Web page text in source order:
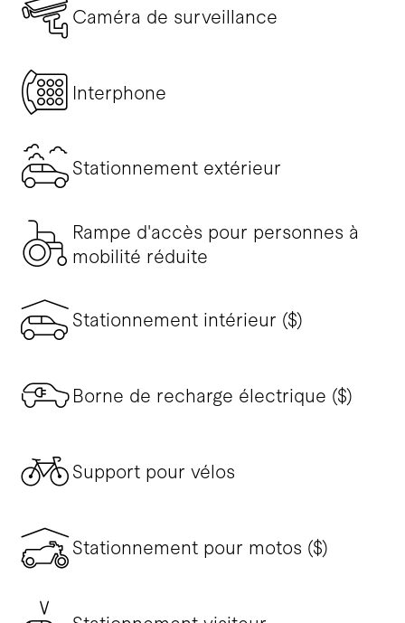
Caméra de surveillance
Interphone
Stationnement extérieur
Rampe d'accès pour personnes à
mobilité réduite
Stationnement intérieur ($)
Borne de recharge électrique ($)
Support pour vélos
Stationnement pour motos ($)